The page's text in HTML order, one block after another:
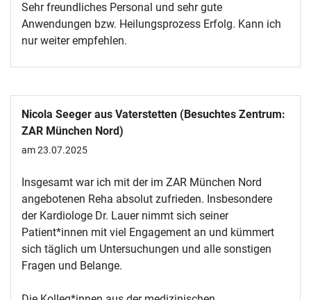
Sehr freundliches Personal und sehr gute
Anwendungen bzw. Heilungsprozess Erfolg. Kann ich
nur weiter empfehlen.
Nicola Seeger aus Vaterstetten (Besuchtes Zentrum:
ZAR München Nord)
am 23.07.2025
Insgesamt war ich mit der im ZAR München Nord
angebotenen Reha absolut zufrieden. Insbesondere
der Kardiologe Dr. Lauer nimmt sich seiner
Patient*innen mit viel Engagement an und kümmert
sich täglich um Untersuchungen und alle sonstigen
Fragen und Belange.